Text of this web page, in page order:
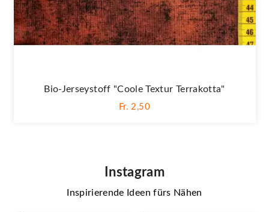
Bio-Jerseystoff "Coole Textur Terrakotta"
Fr. 2,50
Instagram
Inspirierende Ideen fürs Nähen